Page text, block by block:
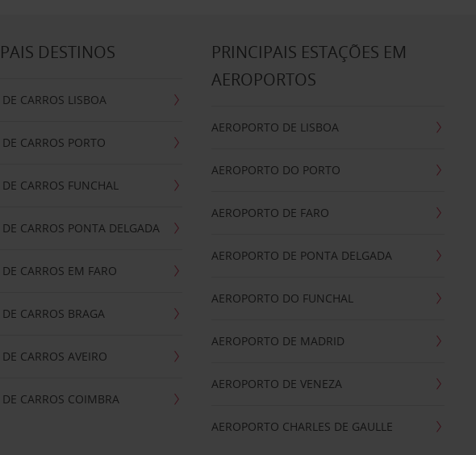
DESTINOS
CARROS LISBOA
CARROS PORTO
CARROS FUNCHAL
CARROS PONTA DELGADA
CARROS EM FARO
CARROS BRAGA
CARROS AVEIRO
CARROS COIMBRA
PRINCIPAIS ESTAÇÕES EM
AEROPORTOS
AEROPORTO DE LISBOA
AEROPORTO DO PORTO
AEROPORTO DE FARO
AEROPORTO DE PONTA DELGADA
AEROPORTO DO FUNCHAL
AEROPORTO DE MADRID
AEROPORTO DE VENEZA
AEROPORTO CHARLES DE GAULLE